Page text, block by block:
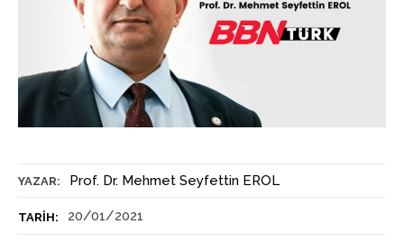
YAZAR: Prof. Dr. Mehmet Seyfettin EROL
TARIH: 20/01/2021